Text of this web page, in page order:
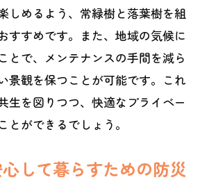
しめるよう、常緑樹と落葉樹を組
すすめです。また、地域の気候に
とで、メンテナンスの手間を減ら
景観を保つことが可能です。これ
生を図りつつ、快適なプライベー
とができるでしょう。
して暮らすための防災